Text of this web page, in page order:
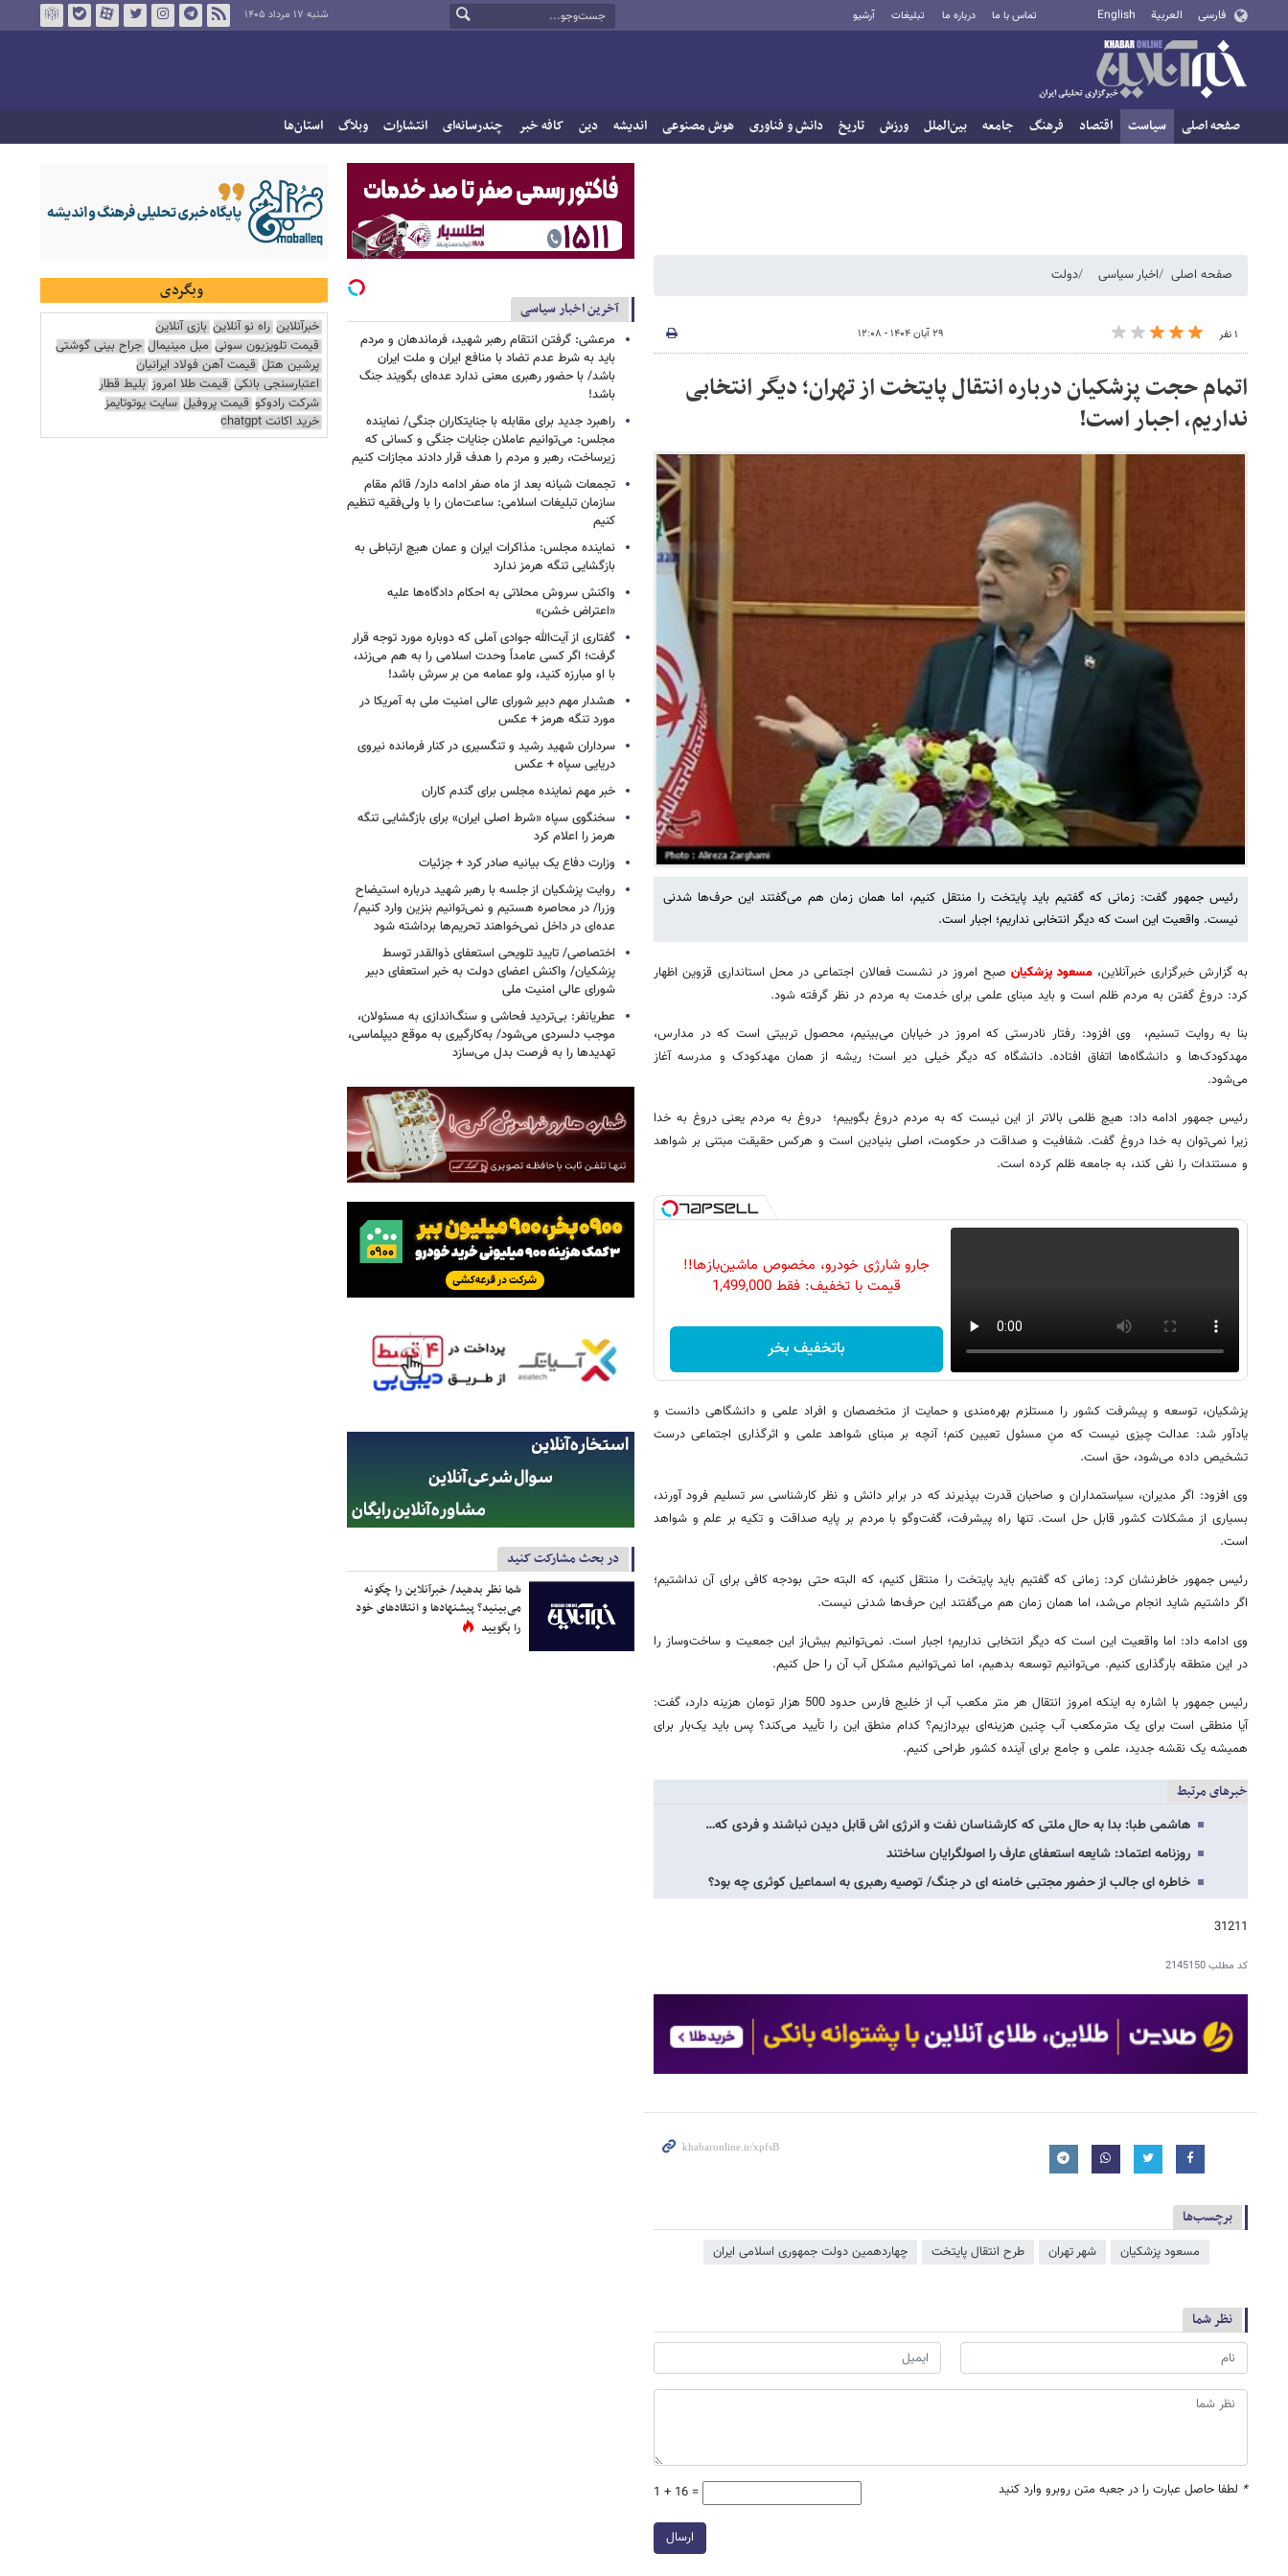
فارسی العربية English تماس با ما درباره ما تبلیغات آرشیو شنبه ۱۷ مرداد ۱۴۰۵
صفحه اصلی سیاست اقتصاد فرهنگ جامعه بین‌الملل ورزش تاریخ دانش و فناوری هوش مصنوعی اندیشه دین کافه خبر چندرسانه‌ای انتشارات وبلاگ استان‌ها
صفحه اصلی اخبار سیاسی دولت
۱ نفر ۲۹ آبان ۱۴۰۴ - ۱۲:۰۸
اتمام حجت پزشکیان درباره انتقال پایتخت از تهران؛ دیگر انتخابی
نداریم، اجبار است!
رئیس جمهور گفت: زمانی که گفتیم باید پایتخت را منتقل کنیم، اما همان زمان هم می‌گفتند این حرف‌ها شدنی
نیست. واقعیت این است که دیگر انتخابی نداریم؛ اجبار است.
به گزارش خبرگزاری خبرآنلاین، مسعود پزشکیان صبح امروز در نشست فعالان اجتماعی در محل استانداری قزوین اظهار
کرد: دروغ گفتن به مردم ظلم است و باید مبنای علمی برای خدمت به مردم در نظر گرفته شود.
بنا به روایت تسنیم، وی افزود: رفتار نادرستی که امروز در خیابان می‌بینیم، محصول تربیتی است که در مدارس،
مهدکودک‌ها و دانشگاه‌ها اتفاق افتاده. دانشگاه که دیگر خیلی دیر است؛ ریشه از همان مهدکودک و مدرسه آغاز
می‌شود.
رئیس جمهور ادامه داد: هیچ ظلمی بالاتر از این نیست که به مردم دروغ بگوییم؛ دروغ به مردم یعنی دروغ به خدا
زیرا نمی‌توان به خدا دروغ گفت. شفافیت و صداقت در حکومت، اصلی بنیادین است و هرکس حقیقت مبتنی بر شواهد
و مستندات را نفی کند، به جامعه ظلم کرده است.
جارو شارژی خودرو، مخصوص ماشین‌باز‌ها!!
قیمت با تخفیف: فقط 1,499,000
باتخفیف بخر
پزشکیان، توسعه و پیشرفت کشور را مستلزم بهره‌مندی و حمایت از متخصصان و افراد علمی و دانشگاهی دانست و
یادآور شد: عدالت چیزی نیست که منِ مسئول تعیین کنم؛ آنچه بر مبنای شواهد علمی و اثرگذاری اجتماعی درست
تشخیص داده می‌شود، حق است.
وی افزود: اگر مدیران، سیاستمداران و صاحبان قدرت بپذیرند که در برابر دانش و نظر کارشناسی سر تسلیم فرود آورند،
بسیاری از مشکلات کشور قابل حل است. تنها راه پیشرفت، گفت‌وگو با مردم بر پایه صداقت و تکیه بر علم و شواهد
است.
رئیس جمهور خاطرنشان کرد: زمانی که گفتیم باید پایتخت را منتقل کنیم، که البته حتی بودجه کافی برای آن نداشتیم؛
اگر داشتیم شاید انجام می‌شد، اما همان زمان هم می‌گفتند این حرف‌ها شدنی نیست.
وی ادامه داد: اما واقعیت این است که دیگر انتخابی نداریم؛ اجبار است. نمی‌توانیم بیش‌از این جمعیت و ساخت‌وساز را
در این منطقه بارگذاری کنیم. می‌توانیم توسعه بدهیم، اما نمی‌توانیم مشکل آب آن را حل کنیم.
رئیس جمهور با اشاره به اینکه امروز انتقال هر متر مکعب آب از خلیج فارس حدود 500 هزار تومان هزینه دارد، گفت:
آیا منطقی است برای یک مترمکعب آب چنین هزینه‌ای بپردازیم؟ کدام منطق این را تأیید می‌کند؟ پس باید یک‌بار برای
همیشه یک نقشه جدید، علمی و جامع برای آینده کشور طراحی کنیم.
خبرهای مرتبط
هاشمی طبا: بدا به حال ملتی که کارشناسان نفت و انرژی‌ اش قابل دیدن نباشند و فردی که…
روزنامه اعتماد: شایعه استعفای عارف را اصولگرایان ساختند
خاطره ای جالب از حضور مجتبی خامنه ای در جنگ/ توصیه رهبری به اسماعیل کوثری چه بود؟
31211
کد مطلب2145150
برچسب‌ها
مسعود پزشکیان شهر تهران طرح انتقال پایتخت چهاردهمین دولت جمهوری اسلامی ایران
نظر شما
* لطفا حاصل عبارت را در جعبه متن روبرو وارد کنید 1 + 16 =
ارسال
آخرین اخبار سیاسی
مرعشی: گرفتن انتقام رهبر شهید، فرماندهان و مردم
باید به شرط عدم تضاد با منافع ایران و ملت ایران
باشد/ با حضور رهبری معنی ندارد عده‌ای بگویند جنگ
باشد!
راهبرد جدید برای مقابله با جنایتکاران جنگی/ نماینده
مجلس: می‌توانیم عاملان جنایات جنگی و کسانی که
زیرساخت‌، رهبر و مردم را هدف قرار دادند مجازات کنیم
تجمعات شبانه بعد از ماه صفر ادامه دارد/ قائم مقام
سازمان تبلیغات اسلامی: ساعت‌مان را با ولی‌فقیه تنظیم‌
کنیم
نماینده مجلس: مذاکرات ایران و عمان هیچ ارتباطی به
بازگشایی تنگه هرمز ندارد
واکنش سروش محلاتی به احکام دادگاه‌ها علیه
«اعتراض خشن»
گفتاری از آیت‌الله جوادی آملی که دوباره مورد توجه قرار
گرفت؛ اگر کسی عامداً وحدت اسلامی را به هم می‌زند،
با او مبارزه کنید، ولو عمامه من بر سرش باشد!
هشدار مهم دبیر شورای عالی امنیت ملی به آمریکا در
مورد تنگه هرمز + عکس
سرداران شهید رشید و تنگسیری در کنار فرمانده نیروی
دریایی سپاه + عکس
خبر مهم نماینده مجلس برای گندم کاران
سخنگوی سپاه «شرط اصلی ایران» برای بازگشایی تنگه
هرمز را اعلام کرد
وزارت دفاع یک بیانیه صادر کرد + جزئیات
روایت پزشکیان از جلسه با رهبر شهید درباره استیضاح
وزرا/ در محاصره هستیم و نمی‌توانیم بنزین وارد کنیم/
عده‌ای در داخل نمی‌خواهند تحریم‌ها برداشته شود
اختصاصی/ تایید تلویحی استعفای ذوالقدر توسط
پزشکیان/ واکنش اعضای دولت به خبر استعفای دبیر
شورای عالی امنیت ملی
عطریانفر: بی‌تردید فحاشی و سنگ‌اندازی به مسئولان،
موجب دلسردی می‌شود/ به‌کارگیری به موقع دیپلماسی،
تهدیدها را به فرصت بدل می‌سازد
در بحث مشارکت کنید
شما نظر بدهید/ خبرآنلاین را چگونه
می‌بینید؟ پیشنهادها و انتقادهای خود
را بگویید
وبگردی
خبرآنلاین راه نو آنلاین بازی آنلاین
قیمت تلویزیون سونی مبل مینیمال جراح بینی گوشتی
پرشین هتل قیمت آهن فولاد ایرانیان
اعتبارسنجی بانکی قیمت طلا امروز بلیط قطار
شرکت رادوکو قیمت پروفیل سایت یوتوتایمز
خرید اکانت chatgpt